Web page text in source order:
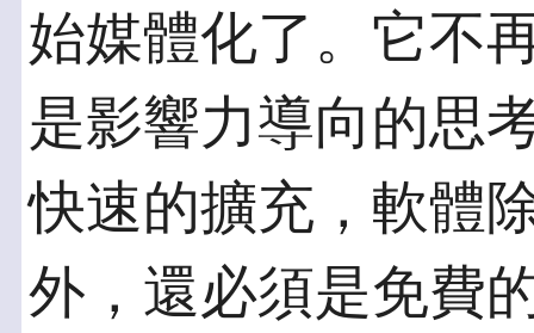
始媒體化了。它不
是影響力導向的思
快速的擴充，軟體
外，還必須是免費